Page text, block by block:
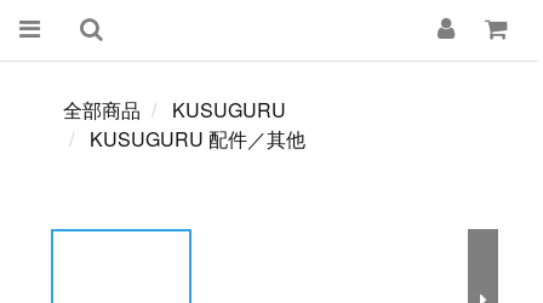
全部商品
KUSUGURU
KUSUGURU 配件／其他